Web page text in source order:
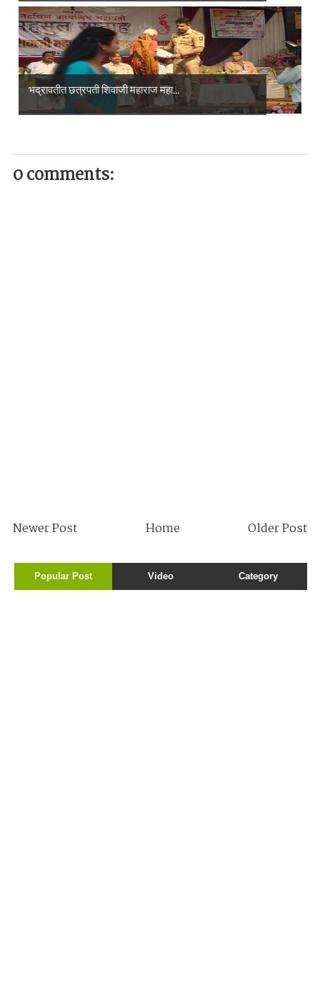
भद्रावतीत छत्रपती शिवाजी महाराज महा...
0 comments:
Newer Post Older Post
Home
Popular Post Video Category